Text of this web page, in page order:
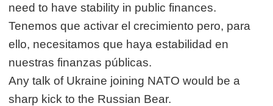
need to have stability in public finances.
Tenemos que activar el crecimiento pero, para
ello, necesitamos que haya estabilidad en
nuestras finanzas públicas.
Any talk of Ukraine joining NATO would be a
sharp kick to the Russian Bear.